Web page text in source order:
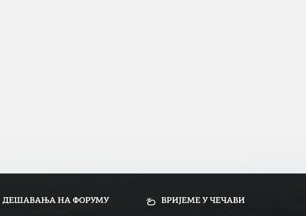
ДЕШАВАЊА НА ФОРУМУ ВРИЈЕМЕ У ЧЕЧАВИ